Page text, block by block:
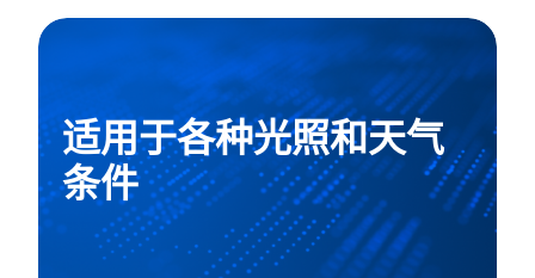
适用于各种光照和天气
条件